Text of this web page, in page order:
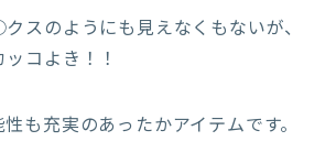
スのようにも見えなくもないが、
コよき！！
も充実のあったかアイテムです。